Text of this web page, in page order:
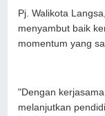
Pj. Walikota
menyambut baik
momentum yang
"Dengan
melanjutkan